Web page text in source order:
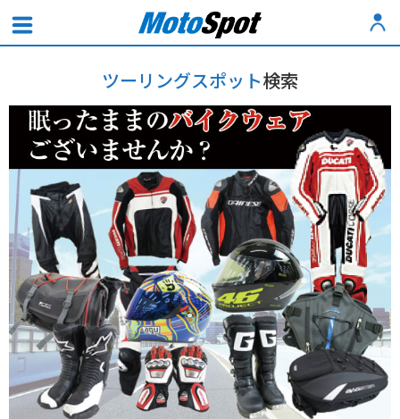
ツーリングスポット検索